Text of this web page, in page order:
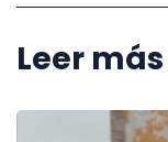
Leer